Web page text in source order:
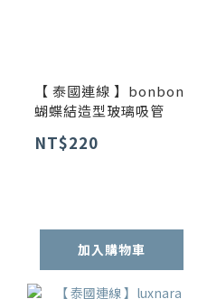
【 泰國連線 】bonbon
蝴蝶結造型玻璃吸管
NT$220
加入購物車